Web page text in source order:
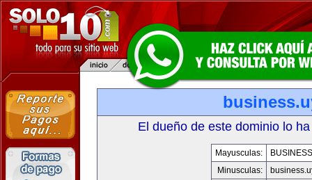
El dueño de este dominio lo
Mayusculas:
Minusculas: